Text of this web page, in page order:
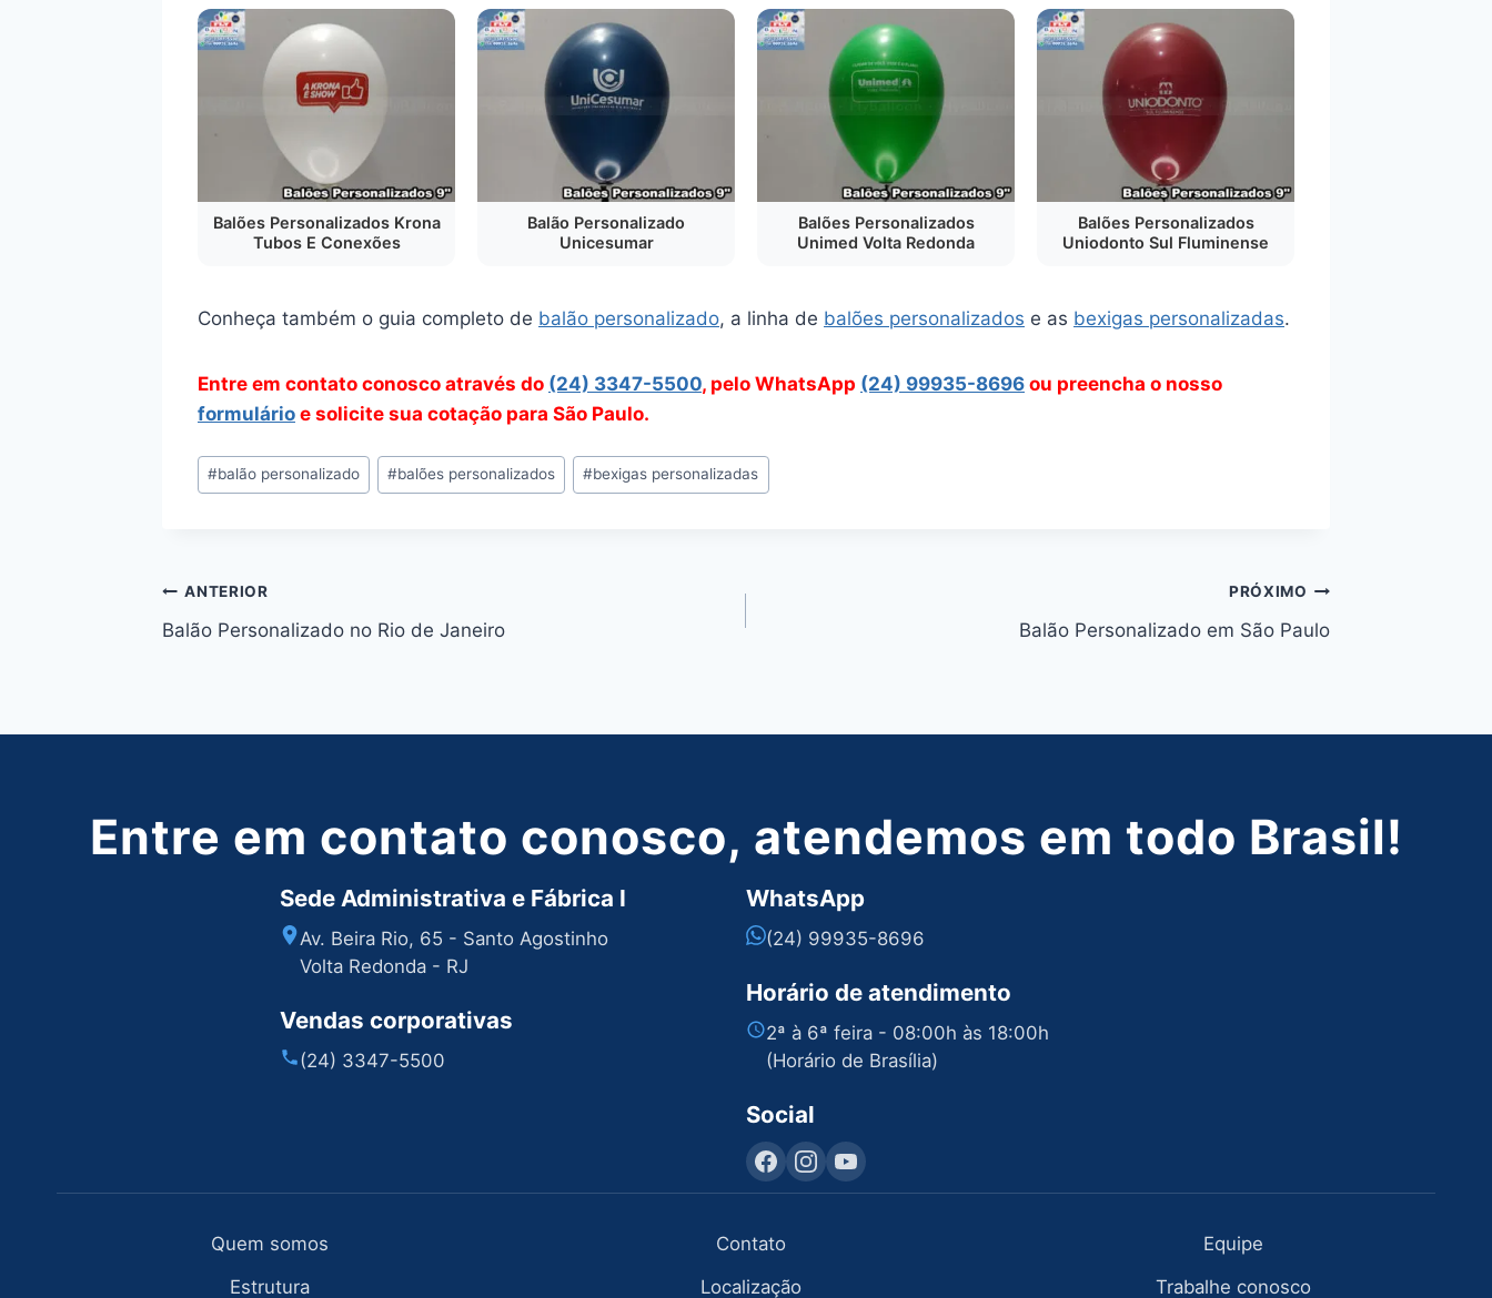
Balões Personalizados Krona
Tubos E Conexões
Balão Personalizado
Unicesumar
Balões Personalizados
Unimed Volta Redonda
Balões Personalizados
Uniodonto Sul Fluminense
Conheça também o guia completo de balão personalizado, a linha de balões personalizados e as bexigas personalizadas.
Entre em contato conosco através do (24) 3347-5500, pelo WhatsApp (24) 99935-8696 ou preencha o nosso
formulário e solicite sua cotação para São Paulo.
Tags
do
#balão personalizado #balões personalizados #bexigas personalizadas
Navegação
de
ANTERIOR
Balão Personalizado no Rio de Janeiro
PRÓXIMO
Balão Personalizado em São Paulo
Entre em contato conosco, atendemos em todo Brasil!
Sede Administrativa e Fábrica I
Av. Beira Rio, 65 - Santo Agostinho
Volta Redonda - RJ
Vendas corporativas
(24) 3347-5500
WhatsApp
(24) 99935-8696
Horário de atendimento
2ª à 6ª feira - 08:00h às 18:00h
(Horário de Brasília)
Social
Quem somos
Estrutura
Contato
Localização
Equipe
Trabalhe conosco